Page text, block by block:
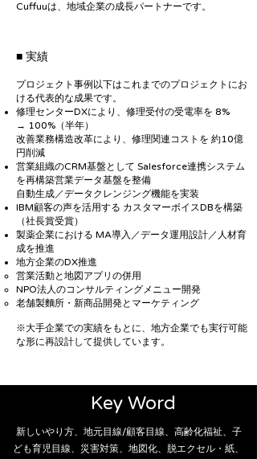
Cuffuuは、地域企業の成長パートナーです。
■ 実績
プロジェクト事例以下はこれまでのプロジェクトにお
ける代表的な成果です。
修理センターDXにより、修理受付の受電率を 8%​
→ 100%（半年）
改善業務構造改革により、修理関連コストを 約10億
円削減
営業組織のCRM基盤として Salesforce連携システム
を再構築営業データ基盤を整備
自動生成／データクレンジング機能を実装
IBM顧客の声を活用する カスタマーボイスDBを構築
（社長賞受賞）
製薬企業における MA導入／データ運用設計／人材育
成を推進
​地方企業のDX推進
営業活動と地図アプリの併用
NPO法人のコンサルティングメニュー開発
老舗製麵所・新商品開発とマーケティング
※大手企業での実績をもとに、地方企業でも実行可能
な形に再設計して提供しています。
Key Word
新しいやり方、地元目線/顧客目線、高齢化福祉、子
ども育児目線、災害対策、地図化、脱エクセル・紙、